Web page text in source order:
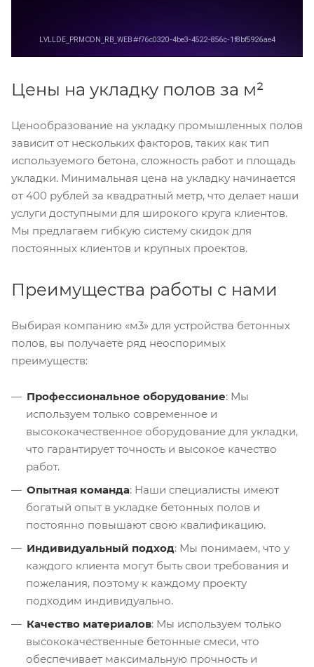
Цены на укладку полов за м²
Ценообразование на укладку промышленных полов
зависит от нескольких факторов, таких как тип
используемого бетона, сложность работ и площадь
укладки. Минимальная цена на укладку начинается
от 400 рублей за квадратный метр, что делает наши
услуги доступными для широкого круга клиентов.
Мы предлагаем гибкую систему скидок для
постоянных клиентов и крупных проектов.
Преимущества работы с нами
Выбирая компанию «м3» для устройства бетонных
полов, вы получаете ряд неоспоримых
преимуществ:
Профессиональное оборудование: Мы
используем только современное и
высококачественное оборудование для укладки,
что гарантирует точность и высокое качество
работ.
Опытная команда: Наши специалисты имеют
богатый опыт в укладке бетонных полов и
постоянно повышают свою квалификацию.
Индивидуальный подход: Мы понимаем, что у
каждого клиента могут быть свои требования и
пожелания, поэтому к каждому проекту
подходим индивидуально.
Качество материалов: Мы используем только
высококачественные бетонные смеси, что
обеспечивает максимальную прочность и